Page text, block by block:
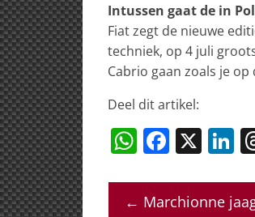
Intussen gaat de in
Fiat zegt de nieuwe
techniek, op 4 juli
Cabrio gaan zoals je
Deel dit artikel:
W
at
F
c
X Li
k
← Marchionne